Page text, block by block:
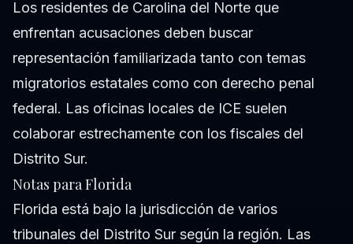
Los residentes de Carolina del Norte que
enfrentan acusaciones deben buscar
representación familiarizada tanto con temas
migratorios estatales como con derecho penal
federal. Las oficinas locales de ICE suelen
colaborar estrechamente con los fiscales del
Distrito Sur.
Notas para Florida
Florida está bajo la jurisdicción de varios
tribunales del Distrito Sur según la región. Las